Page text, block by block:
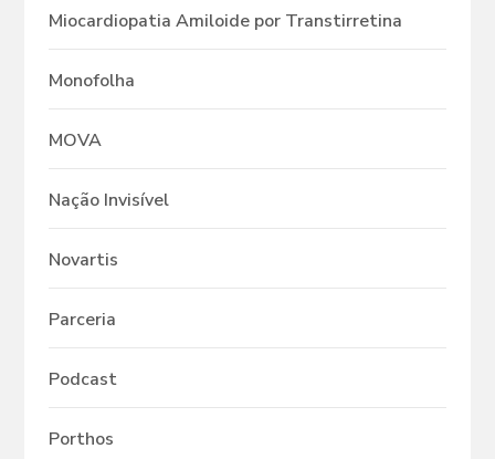
Miocardiopatia Amiloide por Transtirretina
Monofolha
MOVA
Nação Invisível
Novartis
Parceria
Podcast
Porthos